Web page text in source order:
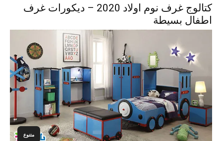
كتالوج غرف نوم اولاد 2020 – ديكورات غرف
اطفال بسيطة
متنوع